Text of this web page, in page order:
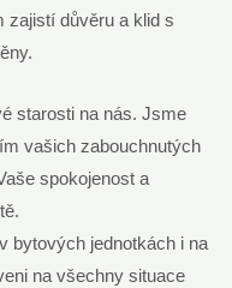
zajistí důvěru a klid s
starosti na nás. Jsme
vašich zabouchnutých
spokojenost a